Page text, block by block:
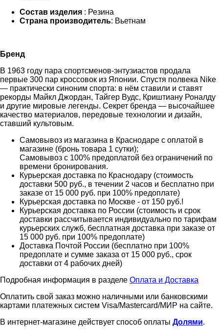
Состав изделия : Резина
Страна производитель: Вьетнам
Бренд
В 1963 году пара спортсменов-энтузиастов продала
первые 300 пар кроссовок из Японии. Спустя полвека Nike
— практически синоним спорта: в нём ставили и ставят
рекорды Майкл Джордан, Тайгер Вудс, Криштиану Роналду
и другие мировые легенды. Секрет бренда — высочайшее
качество материалов, передовые технологии и дизайн,
ставший культовым.
Самовывоз из магазина в Краснодаре с оплатой в
магазине (бронь товара 1 сутки);
Самовывоз с 100% предоплатой без ограничений по
времени бронирования.
Курьерская доставка по Краснодару (стоимость
доставки 500 руб., в течении 2 часов и бесплатно при
заказе от 15 000 руб. при 100% предоплате)
Курьерская доставка по Москве - от 150 руб.!
Курьерская доставка по России (стоимость и срок
доставки рассчитывается индивидуально по тарифам
курьерских служб, бесплатная доставка при заказе от
15 000 руб. при 100% предоплате)
Доставка Почтой России (бесплатно при 100%
предоплате и сумме заказа от 15 000 руб., срок
доставки от 4 рабочих дней)
Подробная информация в разделе Оплата и Доставка
Оплатить свой заказ можно наличными или банковскими
картами платежных систем Visa/Mastercard/МИР на сайте.
В интернет-магазине действует способ оплаты Долями.